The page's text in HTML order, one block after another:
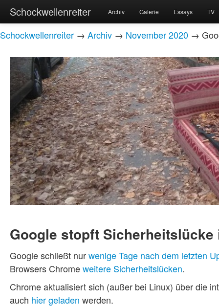
Schockwellenreiter Archiv Galerie Essays TV
Schockwellenreiter → Archiv → November 2020 →
Google stopft
Google schließt nurwenige Tage nach dem letzten
Browsers Chromeweitere Sicherheitslücken.
Chrome aktualisiert sich (außer bei Linux) über die
auch hier geladen werden.